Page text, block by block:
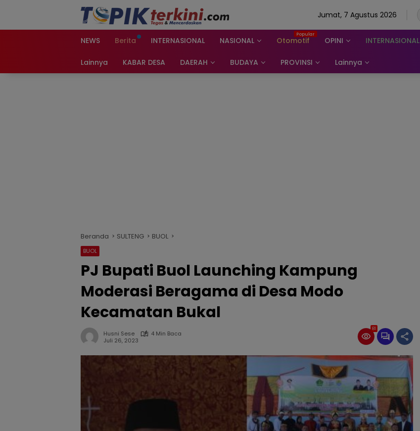
Jumat, 7 Agustus 2026
NEWS Berita INTERNASIONAL NASIONAL Otomotif OPINI INTERNASIONAL
Lainnya KABAR DESA DAERAH BUDAYA PROVINSI Lainnya
Beranda SULTENG BUOL
BUOL
PJ Bupati Buol Launching Kampung
Moderasi Beragama di Desa Modo
Kecamatan Bukal
Husni Sese
4 Min Baca
Juli 26, 2023
81